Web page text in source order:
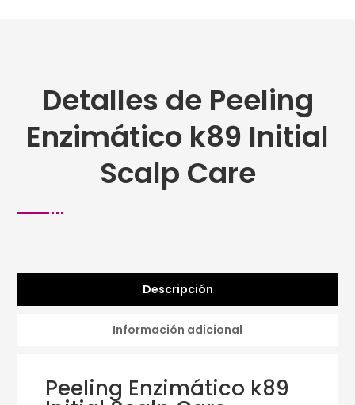
Detalles de Peeling
Enzimático k89 Initial
Scalp Care
Descripción
Información adicional
Peeling Enzimático k89